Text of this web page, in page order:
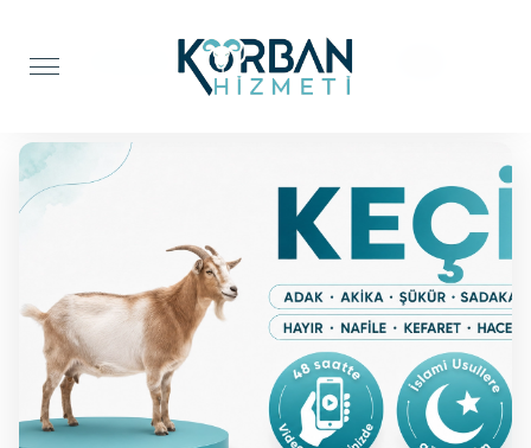
Adak Kurbanı